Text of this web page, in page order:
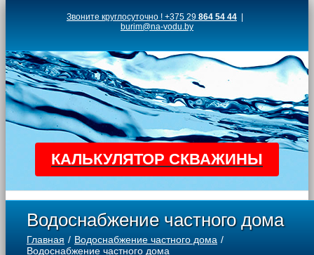
content
Звоните круглосуточно ! +375 29 864 54 44
burim@na-vodu.by
КАЛЬКУЛЯТОР СКВАЖИНЫ
Водоснабжение частного дома
Главная
Водоснабжение частного дома
Водоснабжение частного дома